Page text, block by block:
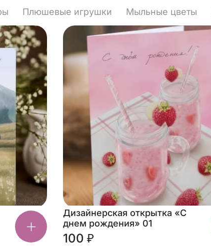
Плюшевые игрушки Мыльные цветы
Дизайнерская открытка «С
днем рождения» 01
100 ₽